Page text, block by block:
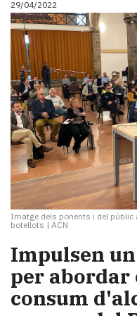
i
turisme
Cultura
Esports
Mai
tant!
TV
i
mitjans
El
temps
Reportatges
Entrevistes
Enquestes
escena!
Dis
la
teva!
29/04/2022
Imatge dels ponents i del
botellots | ACN
Impulsen
per abordar
consum